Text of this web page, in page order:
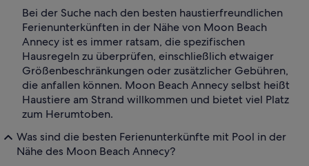
Bei der Suche nach den besten haustierfreundlichen
Ferienunterkünften in der Nähe von Moon Beach
Annecy ist es immer ratsam, die spezifischen
Hausregeln zu überprüfen, einschließlich etwaiger
Größenbeschränkungen oder zusätzlicher Gebühren,
die anfallen können. Moon Beach Annecy selbst heißt
Haustiere am Strand willkommen und bietet viel Platz
zum Herumtoben.
Was sind die besten Ferienunterkünfte mit Pool in der
Nähe des Moon Beach Annecy?